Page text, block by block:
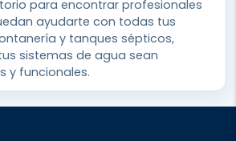
para encontrar profesionales
ayudarte con todas tus
y tanques sépticos,
sistemas de agua sean
y funcionales.